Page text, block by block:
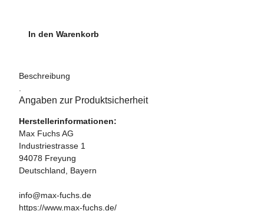
In den Warenkorb
Beschreibung
Angaben zur Produktsicherheit
Herstellerinformationen:
Max Fuchs AG
Industriestrasse 1
94078 Freyung
Deutschland, Bayern
info@max-fuchs.de
https://www.max-fuchs.de/